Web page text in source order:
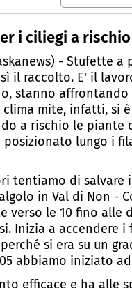
i ciliegi a
- Stufette
il raccolto. E' il
stanno
mite, infatti, si
a rischio le piante
lungo i
tentiamo di
in Val di Non -
verso le 10 fino alle
Inizia a accendere
si era su un
abbiamo iniziato
efficace e ha alle